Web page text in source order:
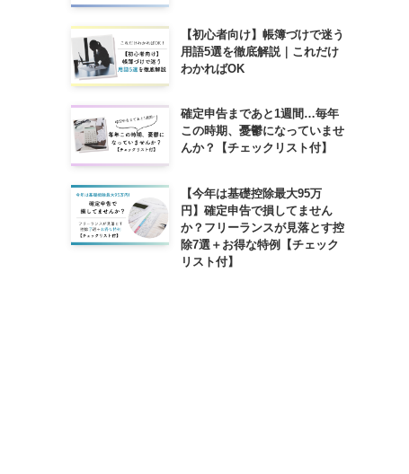
【初心者向け】帳簿づけで迷う
用語5選を徹底解説｜これだけ
わかればOK
確定申告まであと1週間…毎年
この時期、憂鬱になっていませ
んか？【チェックリスト付】
【今年は基礎控除最大95万
円】確定申告で損してません
か？フリーランスが見落とす控
除7選＋お得な特例【チェック
リスト付】